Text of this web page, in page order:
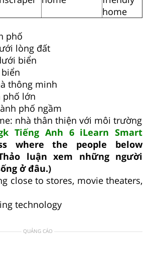
home
phố
lòng đất
biển
thông minh
phố lớn
phố ngầm
nhà thân thiện với môi trường
Tiếng Anh 6 iLearn Smart
where the people below
luận xem những người
ở đâu.)
close to stores, movie theaters,
technology
QUẢNG CÁO